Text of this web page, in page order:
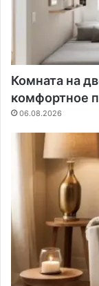
Комната на
комфортное
06.08.2026